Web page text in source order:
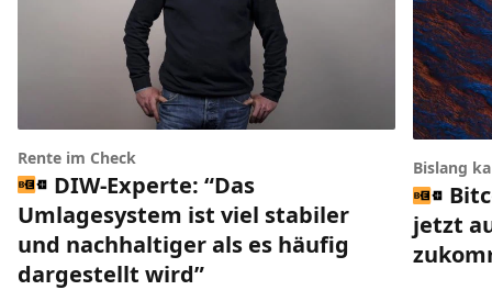
Rente im Check
DIW-Experte: “Das
Umlagesystem ist viel stabiler
und nachhaltiger als es häufig
dargestellt wird”
Bislang
jetzt